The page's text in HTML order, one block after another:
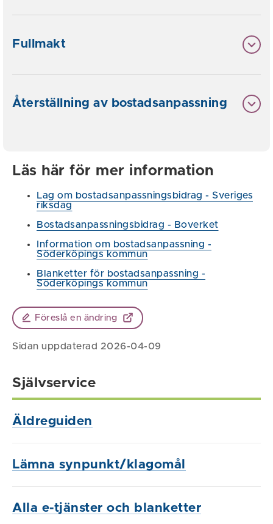
Fullmakt
Återställning av bostadsanpassning
Läs här för mer information
Lag om bostadsanpassningsbidrag - Sveriges
riksdag
Bostadsanpassningsbidrag - Boverket
Information om bostadsanpassning -
Söderköpings kommun
Blanketter för bostadsanpassning -
Söderköpings kommun
Föreslå en ändring
Sidan uppdaterad 2026-04-09
Självservice
Äldreguiden
Lämna synpunkt/klagomål
Alla e-tjänster och blanketter